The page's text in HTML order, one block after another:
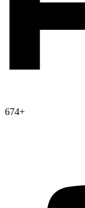
674+